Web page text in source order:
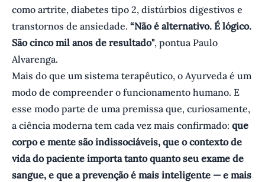
como artrite, diabetes tipo 2, distúrbios digestivos e
transtornos de ansiedade. “Não é alternativo. É lógico.
São cinco mil anos de resultado", pontua Paulo
Alvarenga.
Mais do que um sistema terapêutico, o Ayurveda é um
modo de compreender o funcionamento humano. E
esse modo parte de uma premissa que, curiosamente,
a ciência moderna tem cada vez mais confirmado: que
corpo e mente são indissociáveis, que o contexto de
vida do paciente importa tanto quanto seu exame de
sangue, e que a prevenção é mais inteligente — e mais